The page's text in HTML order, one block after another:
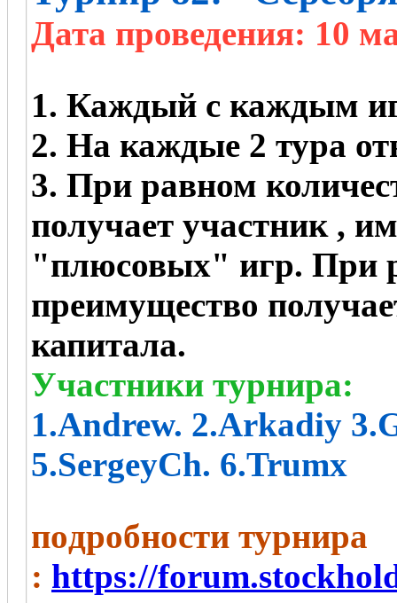
Дата проведения: 10
1. Каждый с каждым
2. На каждые 2 тура
3. При равном
получает участник ,
"плюсовых" игр. При
преимущество
капитала.
Участники турнира:
1.Andrew. 2.Arkadiy
5.SergeyCh. 6.Trumx
пoдробности турнира
: https://